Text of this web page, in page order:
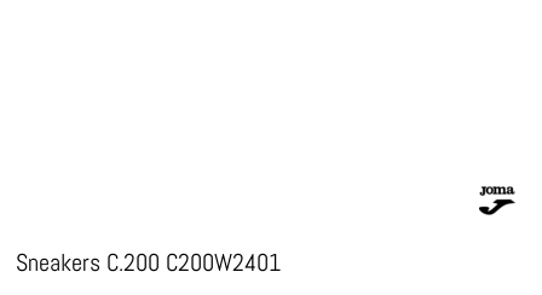
Sneakers C.200 C200W2401